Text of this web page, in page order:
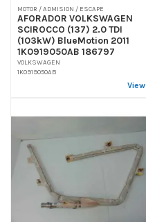
MOTOR / ADMISION / ESCAPE
AFORADOR VOLKSWAGEN
SCIROCCO (137) 2.0 TDI
(103kW) BlueMotion 2011
1K0919050AB 186797
VOLKSWAGEN
1K0919050AB
View